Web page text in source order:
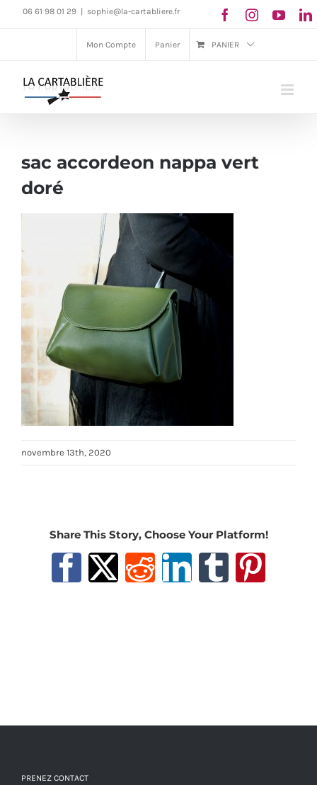
Passer06 61 98 01 29 sophie@la-cartabliere.fr
Mon Compte Panier PANIER
sac accordeon nappa vert
doré
novembre 13th, 2020
Share This Story, Choose Your Platform!
Facebook
X RedditLinkedIn
Tumblr
PRENEZ CONTACT